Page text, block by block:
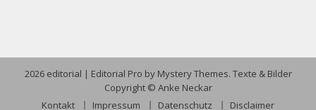
2026 editorial | Editorial Pro by Mystery Themes. Texte & Bilder
Copyright © Anke Neckar
Kontakt
Impressum Datenschutz Disclaimer